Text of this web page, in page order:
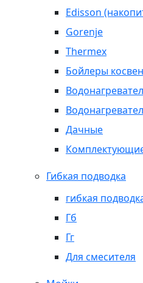
Edisson
Gorenje
Thermex
Бойлеры
Дачные
Гибкая подводка
гибкая
Гб
Гг
Для смесителя